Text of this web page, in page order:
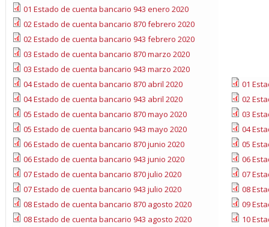
01 Estado de cuenta bancario 943 enero 2020
02 Estado de cuenta bancario 870 febrero 2020
02 Estado de cuenta bancario 943 febrero 2020
03 Estado de cuenta bancario 870 marzo 2020
03 Estado de cuenta bancario 943 marzo 2020
04 Estado de cuenta bancario 870 abril 2020
04 Estado de cuenta bancario 943 abril 2020
05 Estado de cuenta bancario 870 mayo 2020
05 Estado de cuenta bancario 943 mayo 2020
06 Estado de cuenta bancario 870 junio 2020
06 Estado de cuenta bancario 943 junio 2020
07 Estado de cuenta bancario 870 julio 2020
07 Estado de cuenta bancario 943 julio 2020
08 Estado de cuenta bancario 870 agosto 2020
08 Estado de cuenta bancario 943 agosto 2020
01
02
03
04
05
06
07
08
09
10